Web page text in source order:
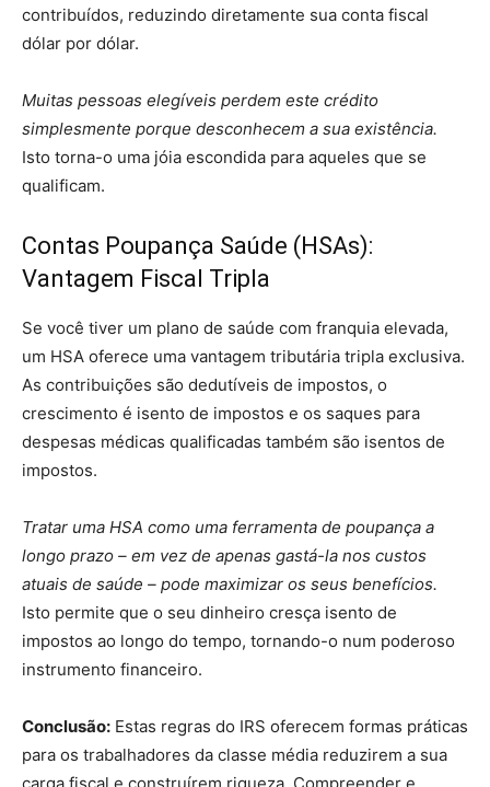
contribuídos, reduzindo diretamente sua conta fiscal
dólar por dólar.
Muitas pessoas elegíveis perdem este crédito
simplesmente porque desconhecem a sua existência.
Isto torna-o uma jóia escondida para aqueles que se
qualificam.
Contas Poupança Saúde (HSAs):
Vantagem Fiscal Tripla
Se você tiver um plano de saúde com franquia elevada,
um HSA oferece uma vantagem tributária tripla exclusiva.
As contribuições são dedutíveis de impostos, o
crescimento é isento de impostos e os saques para
despesas médicas qualificadas também são isentos de
impostos.
Tratar uma HSA como uma ferramenta de poupança a
longo prazo – em vez de apenas gastá-la nos custos
atuais de saúde – pode maximizar os seus benefícios.
Isto permite que o seu dinheiro cresça isento de
impostos ao longo do tempo, tornando-o num poderoso
instrumento financeiro.
Conclusão: Estas regras do IRS oferecem formas práticas
para os trabalhadores da classe média reduzirem a sua